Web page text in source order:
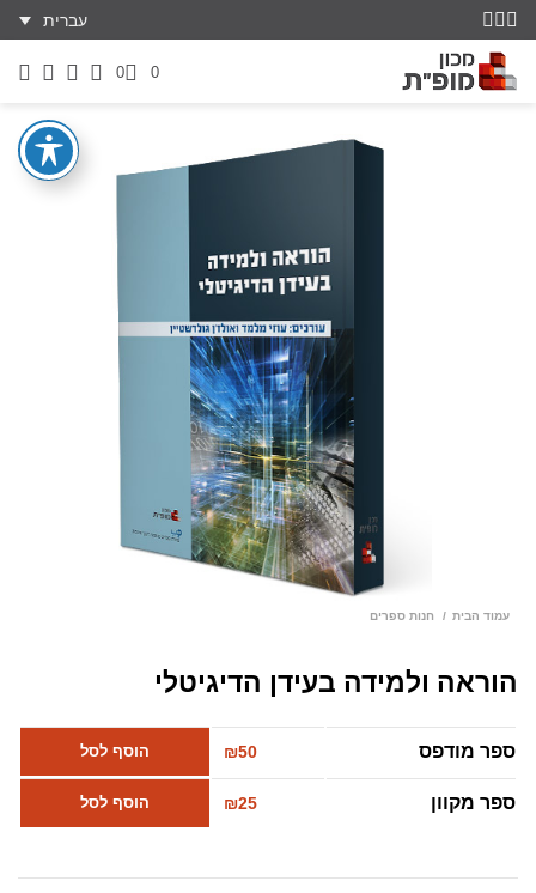
עברית
0
0
עמוד הבית חנות ספרים
הוראה ולמידה בעידן הדיגיטלי
ספר מודפס ₪50 הוסף לסל
ספר מקוון ₪25 הוסף לסל